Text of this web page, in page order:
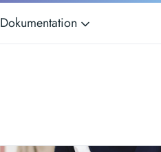
Dokumentation